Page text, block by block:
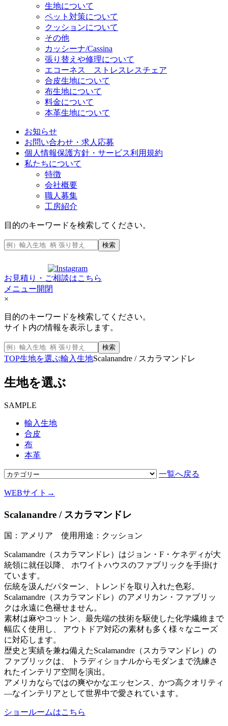
生地について
ペット対策について
クッションについて
その他
カッシーナ/Cassina
張り替えや修理について
エコーネス ストレスレスチェア
合皮生地について
布生地について
料金について
本革生地について
お知らせ
お問い合わせ・求人応募
個人情報保護方針・サービス利用規約
私たちについて
特徴
会社概要
職人募集
工房紹介
目的のキーワードを検索してください。
検索
お見積り・ご相談はこちら
メニュー開閉
×
目的のキーワードを検索してください。
サイト内の情報を表示します。
検索
TOP生地を選ぶ輸入生地Scalanandre / スカラマンドレ
生地を選ぶ
SAMPLE
輸入生地
合皮
布
本革
一覧へ戻る
WEBサイト→
Scalanandre / スカラマンドレ
国：アメリア 使用用途：クッション
Scalamandre（スカラマンドレ）はジョン・F・ケネディが大
統領に就任以降、 ホワイトハウスのファブリックを手掛け
ています。
伝統を汲んだパターン、トレンドを取り入れた色彩。
Scalamandre（スカラマンドレ）のアメリカン・ファブリッ
クは永遠に色褪せません。
素材は麻やコットン、最先端の技術を駆使した化学繊維まで
幅広く使用し、 アウトドア対応の素材も多く様々なニーズ
に対応します。
歴史と実績を兼ね備えたScalamandre（スカラマンドレ）の
ファブリックは、 トラディショナルからモダンまで洗練さ
れたインテリア空間を演出。
アメリカならではの爽やかなエッセンス、かつ高クオリティ
―なインテリアとして世界中で愛されています。
ショールームはこちら